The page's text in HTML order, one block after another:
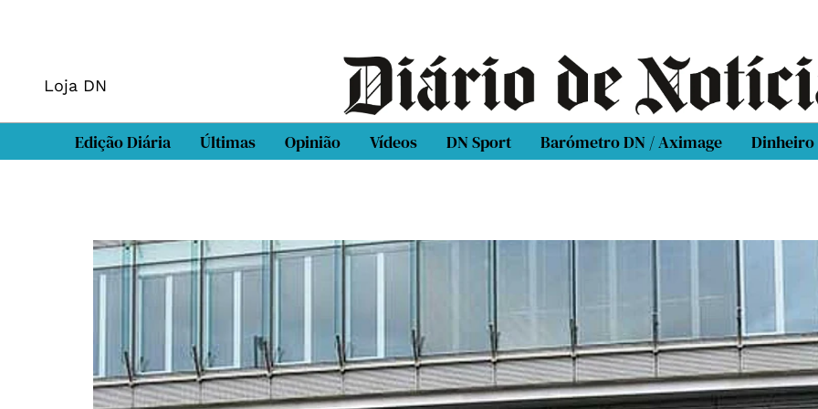
Loja DN
Edição Diária Últimas Opinião Vídeos DN Sport Barómetro DN / Aximage Dinheiro